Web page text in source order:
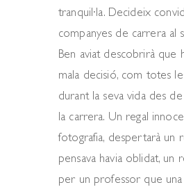
tranquil·la. Decideix
companyes de carrera al
Ben aviat descobrirà que
mala decisió, com totes
durant la seva vida des
la carrera. Un regal
fotografia, despertarà un
pensava havia oblidat, un
per un professor que una